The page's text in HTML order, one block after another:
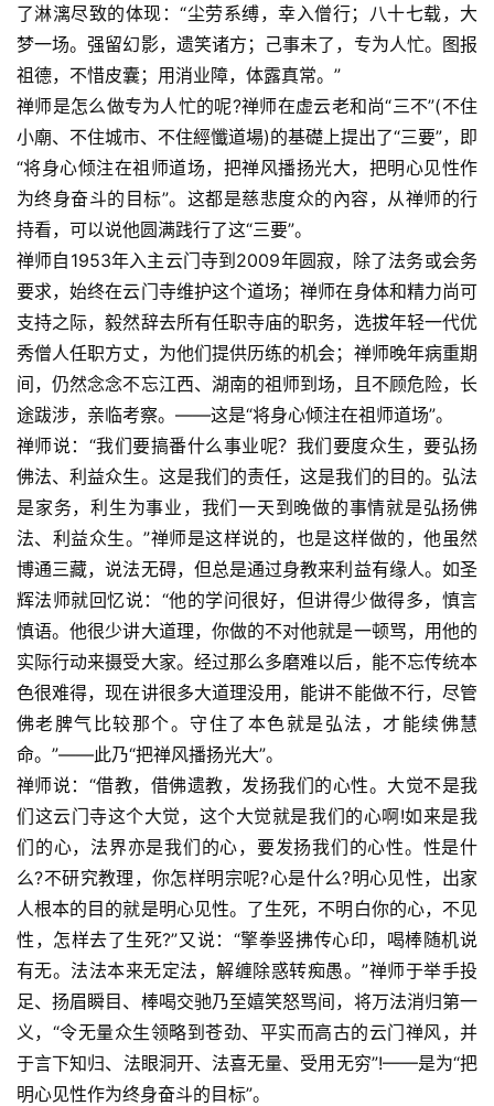
了淋漓尽致的体现：“尘劳系缚，幸入僧行；八十七载，大
梦一场。强留幻影，遗笑诸方；己事未了，专为人忙。图报
祖德，不惜皮囊；用消业障，体露真常。”
禅师是怎么做专为人忙的呢?禅师在虚云老和尚“三不”(不住
小廟、不住城市、不住經懺道場)的基礎上提出了“三要”，即
“将身心倾注在祖师道场，把禅风播扬光大，把明心见性作
为终身奋斗的目标”。这都是慈悲度众的內容，从禅师的行
持看，可以说他圆满践行了这“三要”。
禅师自1953年入主云门寺到2009年圆寂，除了法务或会务
要求，始终在云门寺维护这个道场；禅师在身体和精力尚可
支持之际，毅然辞去所有任职寺庙的职务，选拔年轻一代优
秀僧人任职方丈，为他们提供历练的机会；禅师晚年病重期
间，仍然念念不忘江西、湖南的祖师到场，且不顾危险，长
途跋涉，亲临考察。——这是“将身心倾注在祖师道场”。
禅师说：“我们要搞番什么事业呢？我们要度众生，要弘扬
佛法、利益众生。这是我们的责任，这是我们的目的。弘法
是家务，利生为事业，我们一天到晚做的事情就是弘扬佛
法、利益众生。”禅师是这样说的，也是这样做的，他虽然
博通三藏，说法无碍，但总是通过身教来利益有缘人。如圣
辉法师就回忆说：“他的学问很好，但讲得少做得多，慎言
慎语。他很少讲大道理，你做的不对他就是一顿骂，用他的
实际行动来摄受大家。经过那么多磨难以后，能不忘传统本
色很难得，现在讲很多大道理没用，能讲不能做不行，尽管
佛老脾气比较那个。守住了本色就是弘法，才能续佛慧
命。”——此乃“把禅风播扬光大”。
禅师说：“借教，借佛遗教，发扬我们的心性。大觉不是我
们这云门寺这个大觉，这个大觉就是我们的心啊!如来是我
们的心，法界亦是我们的心，要发扬我们的心性。性是什
么?不研究教理，你怎样明宗呢?心是什么?明心见性，出家
人根本的目的就是明心见性。了生死，不明白你的心，不见
性，怎样去了生死?”又说：“擎拳竖拂传心印，喝棒随机说
有无。法法本来无定法，解缠除惑转痴愚。”禅师于举手投
足、扬眉瞬目、棒喝交驰乃至嬉笑怒骂间，将万法消归第一
义，“令无量众生领略到苍劲、平实而高古的云门禅风，并
于言下知归、法眼洞开、法喜无量、受用无穷”!——是为“把
明心见性作为终身奋斗的目标”。